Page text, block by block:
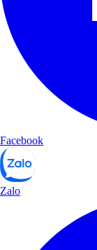
Facebook
Zalo